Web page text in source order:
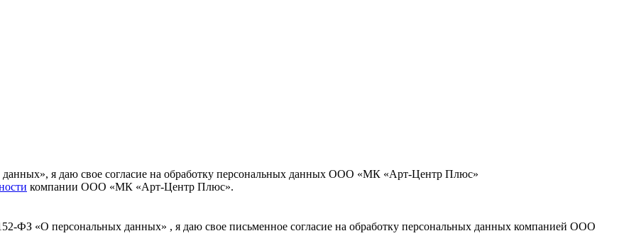
я даю свое согласие на обработку персональных данных ООО «МК «Арт-Центр Плюс»
компании ООО «МК «Арт-Центр Плюс».
ФЗ «О персональных данных» , я даю свое письменное согласие на обработку персональных данных компанией ООО